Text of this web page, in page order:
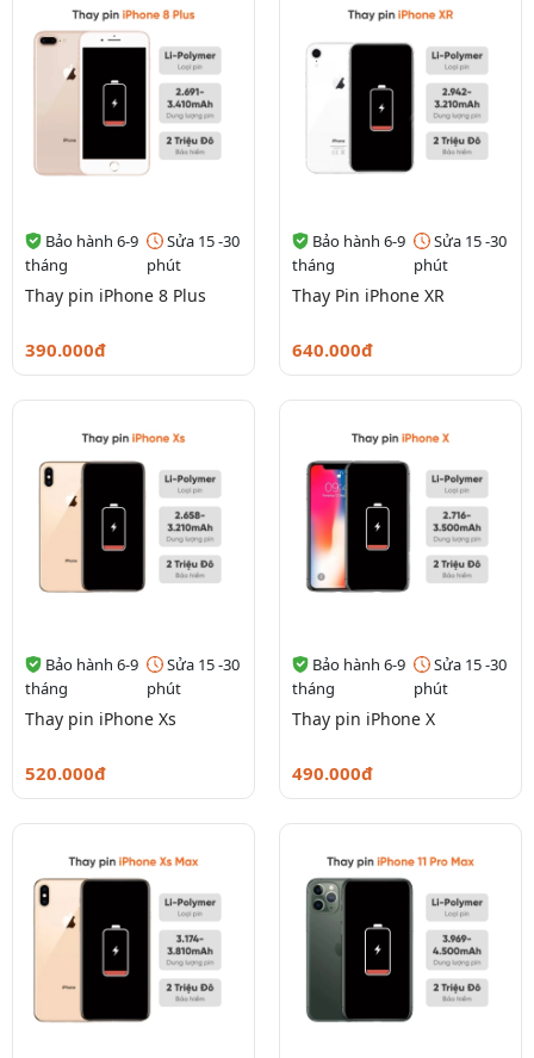
Bảo hành 6-9
tháng
Sửa 15 -30
phút
Thay pin iPhone 8 Plus
390.000đ
Bảo hành 6-9
tháng
Sửa 15 -30
phút
Thay Pin iPhone XR
640.000đ
Bảo hành 6-9
tháng
Sửa 15 -30
phút
Thay pin iPhone Xs
520.000đ
Bảo hành 6-9
tháng
Sửa 15 -30
phút
Thay pin iPhone X
490.000đ